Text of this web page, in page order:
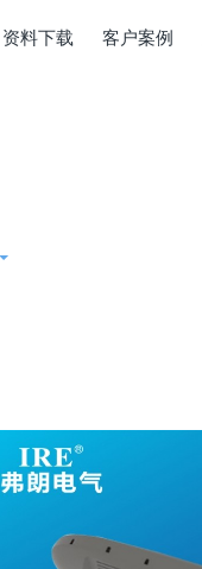
资料下载 客户案例